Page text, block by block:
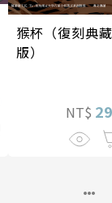
猴杯（復刻典藏
版）
NT$